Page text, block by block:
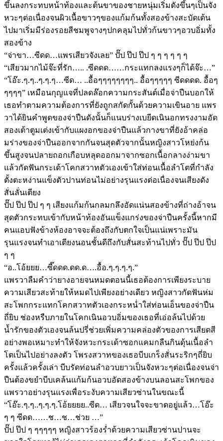
ขึ้นลงกระทบหน้าท้องและต้นขาของชายหนุ่มเริ่มดังขึ้นๆเป็นจัง
หวะๆต่อเนื่องจนผิวเนื้อขาวๆของแก้มก้นทั้งสองข้างสะบัดเต้น
ไปมาเริ่มมีร่องรอยสีชมพูจางๆปกคลุมไปทั่วก้นขาวๆอวบอิ่มทั้ง
สองข้าง
“จ่าขา…ซีดด…แพรเสียวจังเลย” ปั๊ป ป๊ป ป๊ป ๆ ๆ ๆ ๆ ๆ ๆ
“เสียวมากไม้จ๊ะที่รัก….. .ซีดดด……กระแทกลงแรงๆก็ได้จ๊ะ…”
“โอ๊ะ.ๆ.ๆ..ๆ.ๆ.ๆ…ซีด… ..อื้อๆๆๆๆๆๆๆๆ.. อื้อๆๆๆๆๆ ซีดดดด. อื้อๆ
ๆๆๆๆ” เหมือนกุญแจที่ปลดล๊อกความกระสันต์เมื่อจ่าปืนบอกให้
เธอทำตามความต้องการที่ยังถูกสกัดกั้นด้วยความเขินอาย แพร
วาได้ยินคำพูดของจ่าปืนดังนั้นก็แนบร่างเบยีดเนินอกทรงงามอัด
สองเต้าตูมเต่งเข้ากับแผงอกของจ่าปืนแล้วกางขาที่ยังอ้าคล่อ
มร่างของจ่าปืนออกจากกันจนสุดตัวจากนั้นหญิงสาวโหย่งก้น
ขึ้นสูงจนปลายถอกเกือบหลุดออกมาจากซอกเนื้อกลางง่ามขา
แล้วกัดฟันกระเด้าโคกสวาทตัวเองเข้าใส่ท่อนเนื้อลำโตที่กำลัง
ตั้งตะหง่านแข็งตัวปานท่อนไม่อย่างรุนแรงต่อเนื่องจนเสียงดัง
สั่นลั่นเตียง
ปั๊ป ป๊ป ป๊ป ๆ ๆ เสียงแก้มก้นกลมกลึงอัดแน่นสองข้างที่ถ่างอ้าจน
สุดตัวกระทบเข้ากับหน้าท้องอันแข็งแกร่งของจ่าปืนครั้งนี้หากมี
คนแอบฟังข้างห้องอาจจะต้องถึงกับตกใจเป็นแน่เพราะมัน
รุนแรงจนทำเอาเตียงนอนชั้นดีถึงกับสั่นสะท้านไปทั่ว ปั๊ป ป๊ป ป๊ป
ๆ ๆ
“อ..โอ้ยยย…ซี๊ดดด.ดด.ด….อื้อ.ๆ.ๆ.ๆ.ๆ.”
แพรวาลืมคำว่ายางอายจนหมดตอนนี้เธอต้องการเพียงระบาย
ความเสียวสะท้ายให้หมดไปเพียงอย่างเดียว หญิงสาวกัดฟันห่ม
สะโพกกระแทกโคกสวาทตัวเองกระหน่ำใส่ท่อนเอ็นของจ่าปืน
ถี่ยิบ ช่องหรืบภายในโคกเนินอวบอิ่มของเธอที่เอ่อล้นไปด้วย
น้ำรักของตัวเองจนล้นปรี่ช่วยเพิ่มความคล่องตัวของการเสียดสี
อย่างพอเหมาะทำให้จังหวะกระเด้าซอกแคมกลืนกินดุ้นเนื้อลำ
โตเป็นไปอย่างลงตัว โพรงสวาทของเธอบีบเกร็งสั่นระริกๆถี่ยิบ
ครั้งแล้วครั้งเล่า บีบรัดท่อนลำอวบยาวเป็นจังหวะๆต่อเนื่องจนจ่า
ปืนต้องขยำบีบเคล้นแก้มก้นอวบอัดสองข้างบนลอนสะโพกของ
แพรวาอย่างรุนแรงเพื่อระงับความเสียวซ่านในขณะนี้
“โอ๊ะ.ๆ.ๆ..ๆ.ๆ.ๆ.โอ้ยยยย..ซีด… เสียวจนใจจะขาดอยู่แล้ว…โอ๊ะ
ๆ ๆ ซีดด……ช…ช…ช่วย …”
ปั๊ป ป๊ป ๆ ๆๆๆๆๆ หญิงสาวร้องร่ำด้วยความเสียวซ่านปานจะ